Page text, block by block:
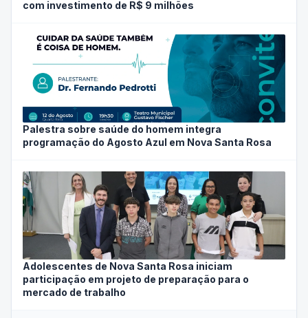
com investimento de R$ 9 milhões
Palestra sobre saúde do homem integra
programação do Agosto Azul em Nova Santa Rosa
Adolescentes de Nova Santa Rosa iniciam
participação em projeto de preparação para o
mercado de trabalho